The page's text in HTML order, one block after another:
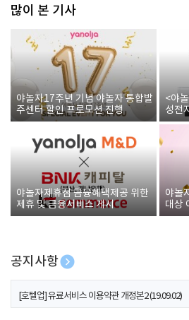
많이 본 기사
야놀자17주년 기념 야놀자 통합발
주센터 할인 프로모션 진행
<야
성전
야놀자제휴점 금융혜택제공 위한
제휴 및 금융서비스 게시
야놀
대상
폰 증
공지사항
[호텔업] 개인정보 처리방침 개정본1 (19.09.02)
[호텔업] 유료서비스 이용약관 개정본2 (19.09.02)